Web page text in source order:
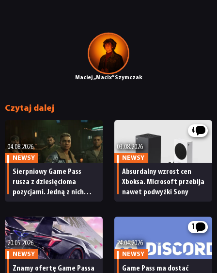
Maciej „Macix” Szymczak
Czytaj dalej
04.08.2026
NEWSY
Sierpniowy Game Pass
rusza z dziesięcioma
pozycjami. Jedną z nich
4
03.08.2026
NEWSY
Absurdalny wzrost cen
Xboksa. Microsoft przebija
nawet podwyżki Sony
20.05.2026
NEWSY
Znamy ofertę Game Passa
1
24.04.2026
NEWSY
Game Pass ma dostać